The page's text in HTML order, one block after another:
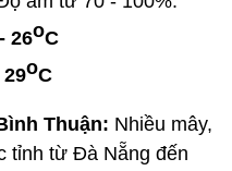
26oC
29oC
Thuận: Nhiều mây,
tỉnh từ Đà Nẵng đến